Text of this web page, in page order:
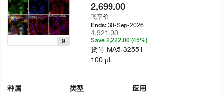
9
种属
类型
应用
2,699.00
飞享价
Ends:30-Sep-2026
4,921.00
Save 2,222.00 (45%)
货号 MA5-32551
100 µL